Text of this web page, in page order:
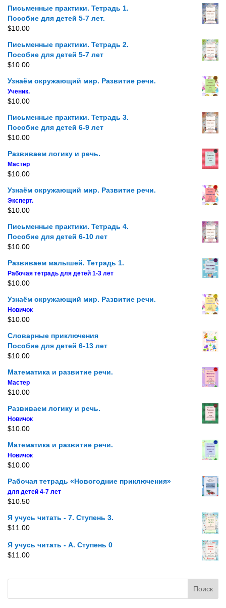
Письменные практики. Тетрадь 1.
Пособие для детей 5-7 лет.
$10.00
Письменные практики. Тетрадь 2.
Пособие для детей 5-7 лет
$10.00
Узнаём окружающий мир. Развитие речи.
Ученик.
$10.00
Письменные практики. Тетрадь 3.
Пособие для детей 6-9 лет
$10.00
Развиваем логику и речь.
Мастер
$10.00
Узнаём окружающий мир. Развитие речи.
Эксперт.
$10.00
Письменные практики. Тетрадь 4.
Пособие для детей 6-10 лет
$10.00
Развиваем малышей. Тетрадь 1.
Рабочая тетрадь для детей 1-3 лет
$10.00
Узнаём окружающий мир. Развитие речи.
Новичок
$10.00
Словарные приключения
Пособие для детей 6-13 лет
$10.00
Математика и развитие речи.
Мастер
$10.00
Развиваем логику и речь.
Новичок
$10.00
Математика и развитие речи.
Новичок
$10.00
Рабочая тетрадь «Новогодние приключения»
для детей 4-7 лет
$10.50
Я учусь читать - 7. Ступень 3.
$11.00
Я учусь читать - A. Ступень 0
$11.00